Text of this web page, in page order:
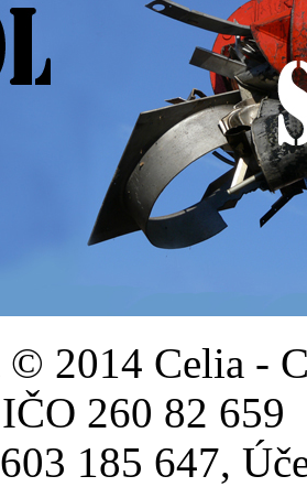
2014 Celia -
IČO 260 82
603 185 647,